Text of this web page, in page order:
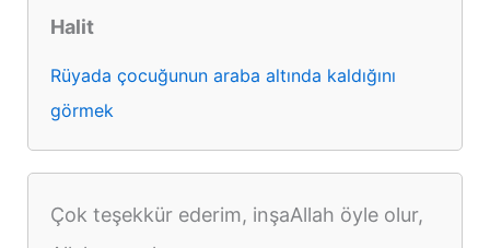
Halit
Rüyada çocuğunun araba altında kaldığını
görmek
Çok teşekkür ederim, inşaAllah öyle olur,